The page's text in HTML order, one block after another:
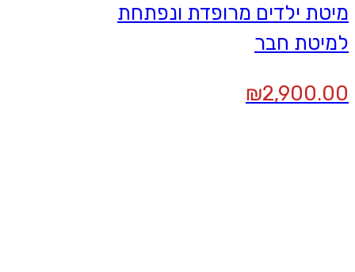
מיטת ילדים מרופדת ונפתחת
למיטת חבר
₪2,900.00